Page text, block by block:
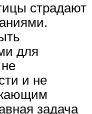
страдают
для
и не
задача